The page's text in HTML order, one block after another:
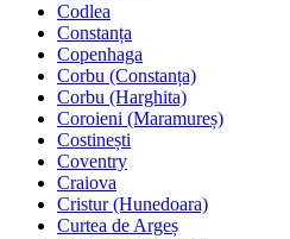
Codlea
Constanța
Copenhaga
Corbu (Constanța)
Corbu (Harghita)
Coroieni (Maramureș)
Costinești
Coventry
Craiova
Cristur (Hunedoara)
Curtea de Argeș